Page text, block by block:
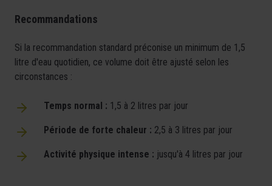
Recommandations
Si la recommandation standard préconise un minimum de 1,5
litre d'eau quotidien, ce volume doit être ajusté selon les
circonstances :
Temps normal : 1,5 à 2 litres par jour
Période de forte chaleur : 2,5 à 3 litres par jour
Activité physique intense : jusqu'à 4 litres par jour